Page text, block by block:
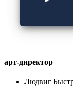
арт-директор
Людвиг